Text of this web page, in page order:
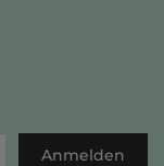
Anmelden